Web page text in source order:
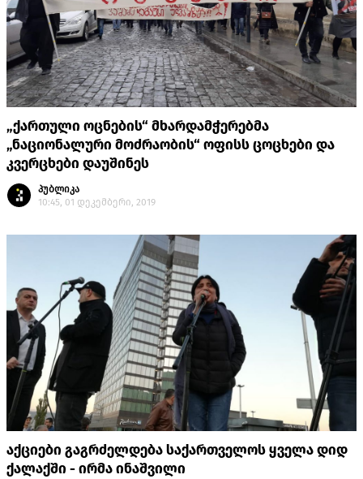
„ქართული ოცნების“ მხარდამჭერებმა
„ნაციონალური მოძრაობის“ ოფისს ცოცხები და
კვერცხები დაუშინეს
პუბლიკა
10:45, 01 დეკემბერი, 2019
აქციები გაგრძელდება საქართველოს ყველა დიდ
ქალაქში - ირმა ინაშვილი